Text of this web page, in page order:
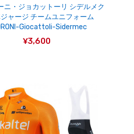
ニ・ジョカットーリ シデルメク
ャージ チームユニフォーム
Giocattoli-Sidermec
¥3,600